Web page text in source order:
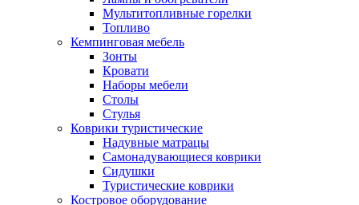
Мультитопливные горелки
Топливо
Кемпинговая мебель
Зонты
Кровати
Наборы мебели
Столы
Стулья
Коврики туристические
Надувные матрацы
Самонадувающиеся коврики
Сидушки
Туристические коврики
Костровое оборудование